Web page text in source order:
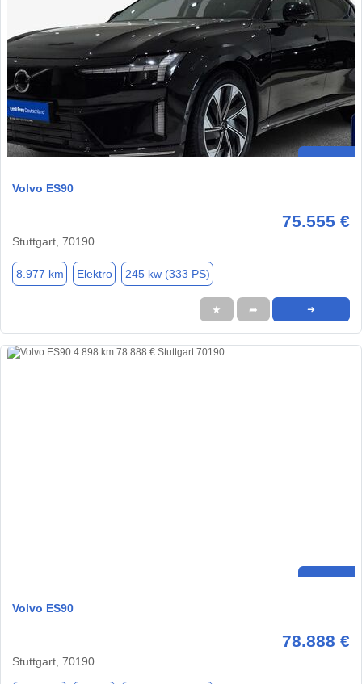
Volvo ES90
75.555 €
Stuttgart, 70190
8.977 km Elektro 245 kw (333 PS)
★ ➦ ➜
Volvo ES90
78.888 €
Stuttgart, 70190